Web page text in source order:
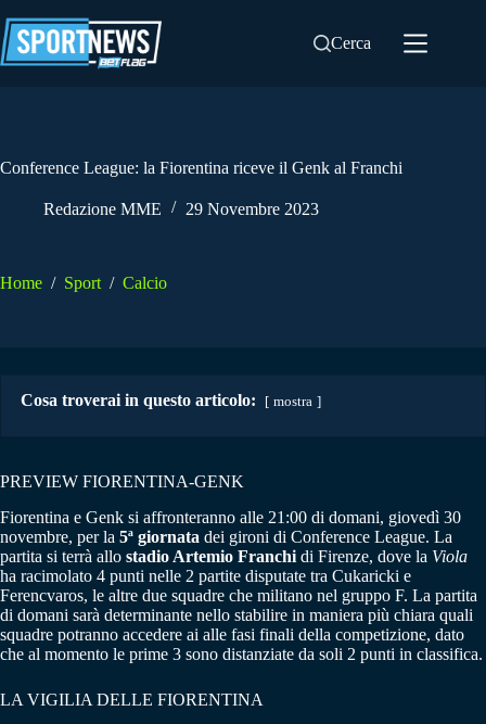
al
contenuto
Cerca
Conference League: la Fiorentina riceve il Genk al Franchi
Redazione MME 29 Novembre 2023
Home / Sport / Calcio
Cosa troverai in questo articolo: mostra
PREVIEW FIORENTINA-GENK
Fiorentina e Genk si affronteranno alle 21:00 di domani, giovedì 30
novembre, per la 5ª giornata dei gironi di Conference League. La
partita si terrà allo stadio Artemio Franchi di Firenze, dove la Viola
ha racimolato 4 punti nelle 2 partite disputate tra Cukaricki e
Ferencvaros, le altre due squadre che militano nel gruppo F. La partita
di domani sarà determinante nello stabilire in maniera più chiara quali
squadre potranno accedere ai alle fasi finali della competizione, dato
che al momento le prime 3 sono distanziate da soli 2 punti in classifica.
LA VIGILIA DELLE FIORENTINA